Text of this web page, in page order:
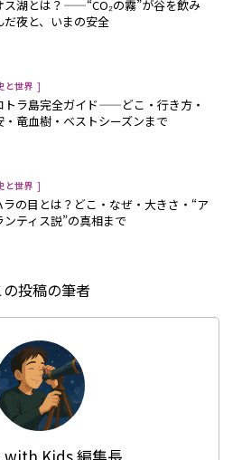
ス湖とは？——“CO₂の霧”が谷を飲み
だ夜と、いまの安全
と世界 ]
トラ島完全ガイド——どこ・行き方・
・竜血樹・ベストシーズンまで
と世界 ]
ラの目とは？――どこ・なぜ・大きさ・“ア
ンティス説”の真相まで
の投稿の筆者